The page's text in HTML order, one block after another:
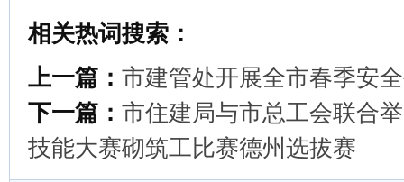
相关热词搜索：
上一篇： 市建管处开展全市春季安
下一篇： 市住建局与市总工会联合
技能大赛砌筑工比赛德州选拔赛